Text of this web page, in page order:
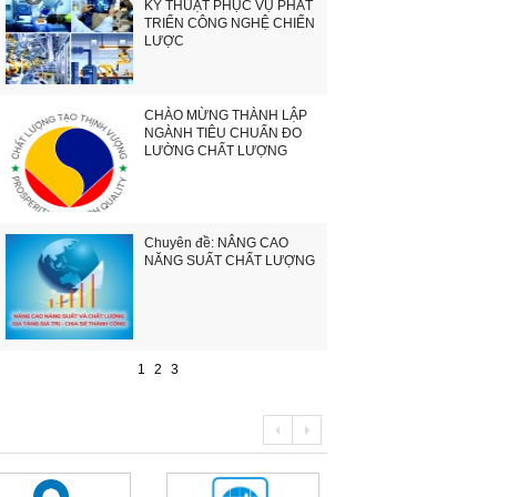
KỸ THUẬT PHỤC VỤ PHÁT
TRIỂN CÔNG NGHỆ CHIẾN
LƯỢC
CHÀO MỪNG THÀNH LẬP
NGÀNH TIÊU CHUẨN ĐO
LƯỜNG CHẤT LƯỢNG
Chuyên đề: NÂNG CAO
NĂNG SUẤT CHẤT LƯỢNG
1 2 3